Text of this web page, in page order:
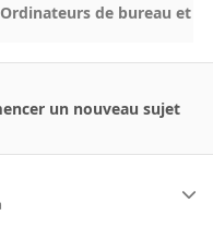
Ordinateurs de bureau et
un nouveau sujet